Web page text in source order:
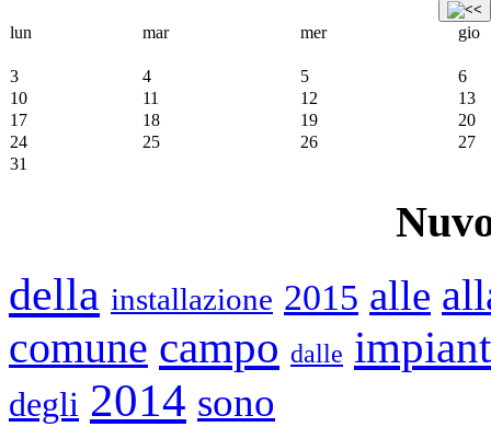
lun
mar mer gio
3 4 5
6
10
11 12
13
17
18 19
20
24
25 26
27
31
della installazione 2015 alle
comune campo dalle
degli 2014 sono